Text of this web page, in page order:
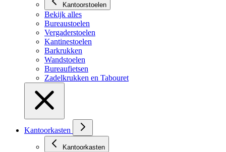
Kantoorstoelen
Bekijk alles
Bureaustoelen
Vergaderstoelen
Kantinestoelen
Barkrukken
Wandstoelen
Bureaufietsen
Zadelkrukken en Tabouret
Kantoorkasten
Kantoorkasten